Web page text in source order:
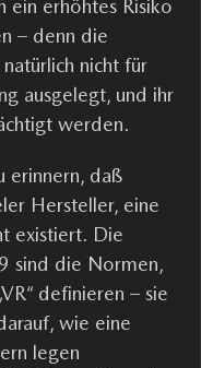
ein erhöhtes Risiko
– denn die
nicht für
ausgelegt, und ihr
werden.
erinnern, daß
Hersteller, eine
existiert. Die
sind die Normen,
definieren – sie
wie eine
legen